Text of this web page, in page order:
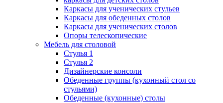
Каркасы для ученических стульев
Каркасы для обеденных столов
Каркасы для ученических столов
Опоры телескопические
Мебель для столовой
Стулья 1
Стулья 2
Дизайнерские консоли
Обеденные группы (кухонный стол со
стульями)
Обеденные (кухонные) столы